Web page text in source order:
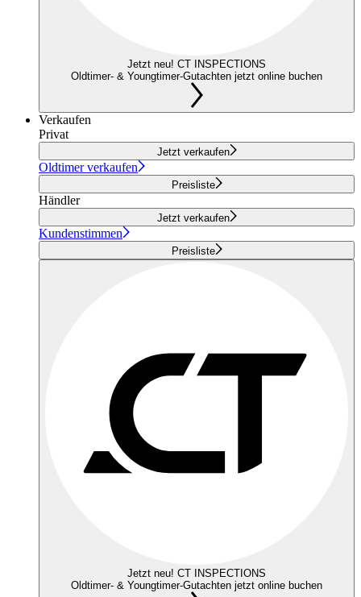
Jetzt neu! CT INSPECTIONS
Oldtimer- & Youngtimer-Gutachten jetzt online buchen
Verkaufen
Privat
Jetzt verkaufen
Oldtimer verkaufen
Preisliste
Händler
Jetzt verkaufen
Kundenstimmen
Preisliste
Jetzt neu! CT INSPECTIONS
Oldtimer- & Youngtimer-Gutachten jetzt online buchen